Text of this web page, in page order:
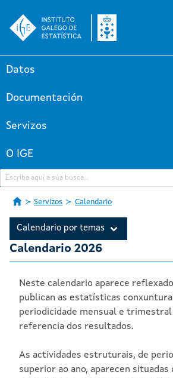
Datos
Documentación
Servizos
O IGE
Servizos Calendario
Calendario por temas
Calendario 2026
Neste calendario aparece
publican as estatísticas
periodicidade mensual e trimestral
referencia dos resultados.
As actividades estruturais, de
superior ao ano, aparecen situadas